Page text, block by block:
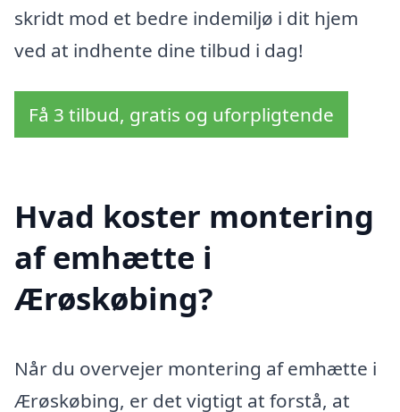
skridt mod et bedre indemiljø i dit hjem
ved at indhente dine tilbud i dag!
Få 3 tilbud, gratis og uforpligtende
Hvad koster montering
af emhætte i
Ærøskøbing?
Når du overvejer montering af emhætte i
Ærøskøbing, er det vigtigt at forstå, at